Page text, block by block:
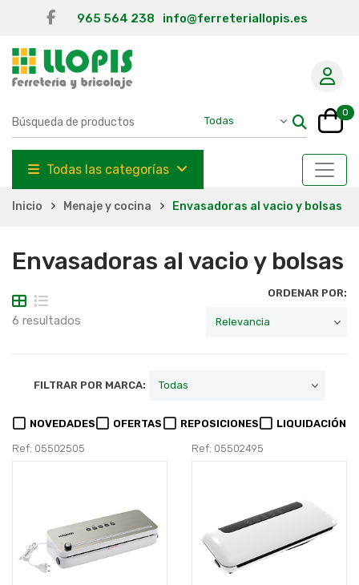
965 564 238 info@ferreteriallopis.es
0
Todas las categorías
Inicio Menaje y cocina Envasadoras al vacio y bolsas
Envasadoras al vacio y bolsas
6 resultados
ORDENAR POR:
FILTRAR POR MARCA:
NOVEDADES OFERTAS REPOSICIONES LIQUIDACIÓN
Ref: 05502505 Ref: 05502495